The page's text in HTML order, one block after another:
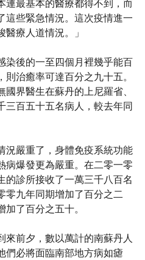
連最基本的醫療都得不到，而
這些緊急情況。這次疫情進一
療人道情況。」
染後的一至四個月裡幾乎能百
治癒率可達百分之九十五。
界醫生在蘇丹的上尼羅省、
三百五十五名病人，較去年同
況嚴重了，身體免疫系統功能
病爆發更為嚴重。在二零一零
的診所接收了一萬三千八百名
零九年同期增加了百分之二
了百分之五十。
來前夕，數以萬計的南蘇丹人
們必將面臨南部地方病如瘧